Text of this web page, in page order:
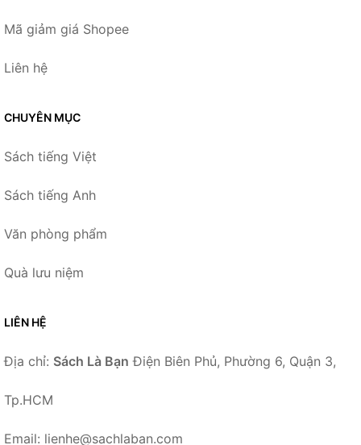
Mã giảm giá Shopee
Liên hệ
CHUYÊN MỤC
Sách tiếng Việt
Sách tiếng Anh
Văn phòng phẩm
Quà lưu niệm
LIÊN HỆ
Địa chỉ: Sách Là Bạn Điện Biên Phủ, Phường 6, Quận 3,
Tp.HCM
Email: lienhe@sachlaban.com